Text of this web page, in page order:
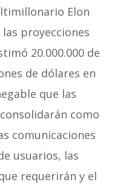
Elon
proyecciones
20.000.000 de
de dólares en
que las
como
comunicaciones
usuarios, las
requerirán y el